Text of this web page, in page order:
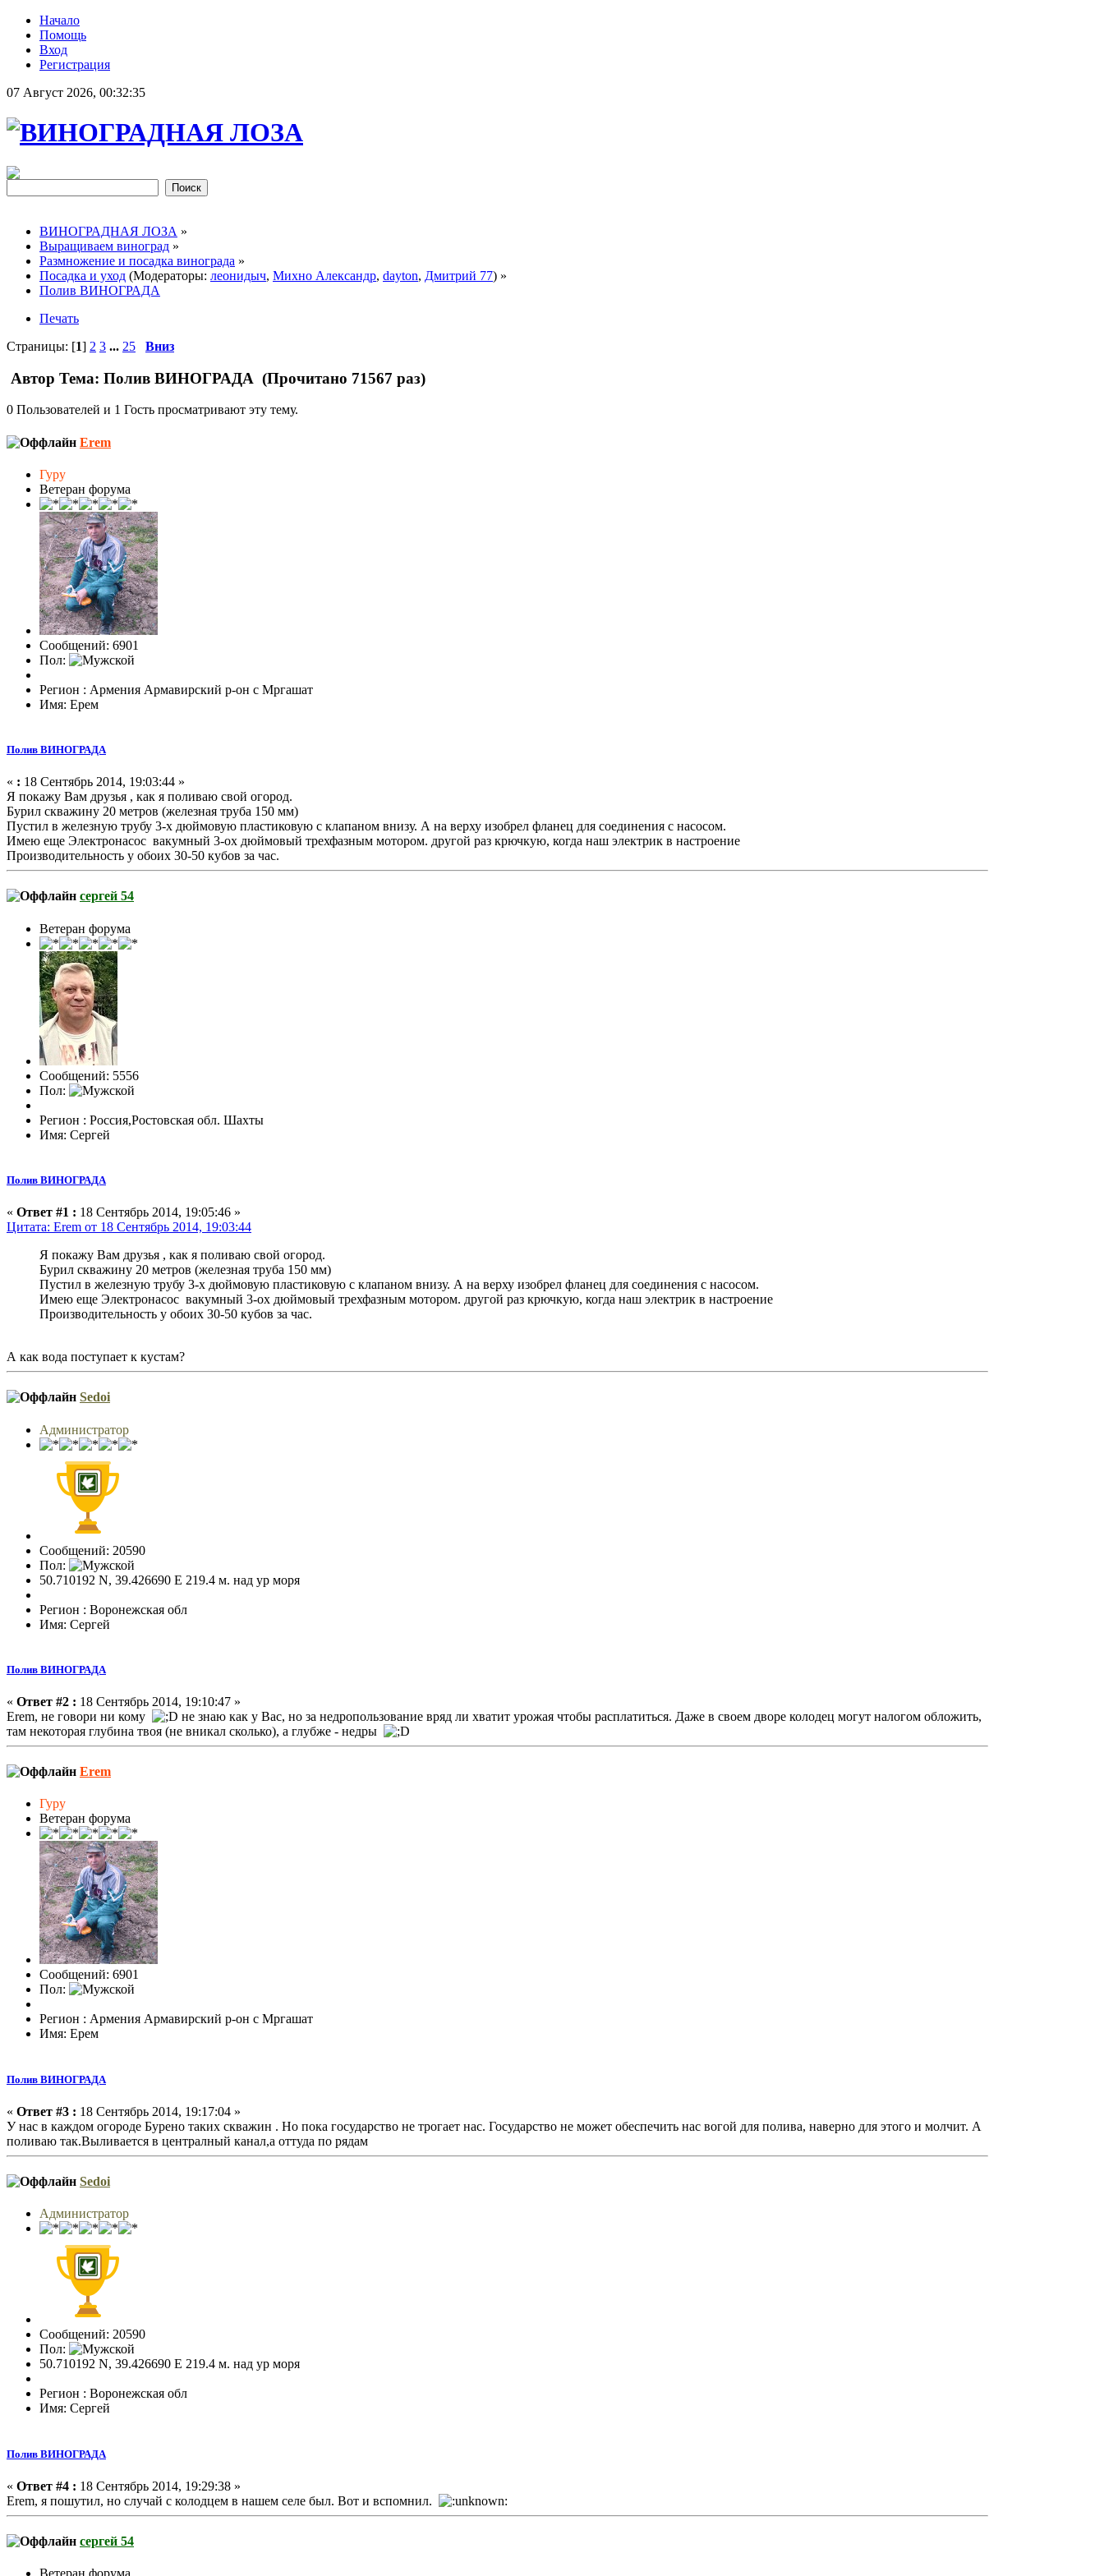
Начало
Помощь
Вход
Регистрация
07 Август 2026, 00:32:35
ВИНОГРАДНАЯ ЛОЗА »
Выращиваем виноград »
Размножение и посадка винограда »
Посадка и уход (Модераторы: леонидыч, Михно Александр, dayton, Дмитрий 77) »
Полив ВИНОГРАДА
Печать
Страницы: [1] 2 3 ... 25 Вниз
Автор Тема: Полив ВИНОГРАДА (Прочитано 71567 раз)
0 Пользователей и 1 Гость просматривают эту тему.
Erem
Гуру
Ветеран форума
Сообщений: 6901
Пол:
Регион : Армения Армавирский р-он с Мргашат
Имя: Ерем
Полив ВИНОГРАДА
« : 18 Сентябрь 2014, 19:03:44 »
Я покажу Вам друзья , как я поливаю свой огород.
Бурил скважину 20 метров (железная труба 150 мм)
Пустил в железную трубу 3-х дюймовую пластиковую с клапаном внизу. А на верху изобрел фланец для соединения с насосом.
Имею еще Электронасос вакумный 3-ох дюймовый трехфазным мотором. другой раз крючкую, когда наш электрик в настроение
Производительность у обоих 30-50 кубов за час.
сергей 54
Ветеран форума
Сообщений: 5556
Пол:
Регион : Россия,Ростовская обл. Шахты
Имя: Сергей
Полив ВИНОГРАДА
« Ответ #1 : 18 Сентябрь 2014, 19:05:46 »
Цитата: Erem от 18 Сентябрь 2014, 19:03:44
Я покажу Вам друзья , как я поливаю свой огород.
Бурил скважину 20 метров (железная труба 150 мм)
Пустил в железную трубу 3-х дюймовую пластиковую с клапаном внизу. А на верху изобрел фланец для соединения с насосом.
Имею еще Электронасос вакумный 3-ох дюймовый трехфазным мотором. другой раз крючкую, когда наш электрик в настроение
Производительность у обоих 30-50 кубов за час.
А как вода поступает к кустам?
Sedoi
Администратор
Сообщений: 20590
Пол:
50.710192 N, 39.426690 E 219.4 м. над ур моря
Регион : Воронежская обл
Имя: Сергей
Полив ВИНОГРАДА
« Ответ #2 : 18 Сентябрь 2014, 19:10:47 »
Erem, не говори ни кому
не знаю как у Вас, но за недропользование вряд ли хватит урожая чтобы расплатиться. Даже в своем дворе колодец могут налогом обложить,
там некоторая глубина твоя (не вникал сколько), а глубже - недры
Erem
Гуру
Ветеран форума
Сообщений: 6901
Пол:
Регион : Армения Армавирский р-он с Мргашат
Имя: Ерем
Полив ВИНОГРАДА
« Ответ #3 : 18 Сентябрь 2014, 19:17:04 »
У нас в каждом огороде Бурено таких скважин . Но пока государство не трогает нас. Государство не может обеспечить нас вогой для полива, наверно для этого и молчит. А
поливаю так.Выливается в централный канал,а оттуда по рядам
Sedoi
Администратор
Сообщений: 20590
Пол:
50.710192 N, 39.426690 E 219.4 м. над ур моря
Регион : Воронежская обл
Имя: Сергей
Полив ВИНОГРАДА
« Ответ #4 : 18 Сентябрь 2014, 19:29:38 »
Erem, я пошутил, но случай с колодцем в нашем селе был. Вот и вспомнил.
сергей 54